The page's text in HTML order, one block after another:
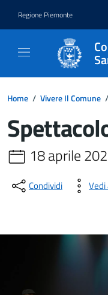
Regione Piemonte
Home / Vivere Il Comune /
18 aprile
Condividi